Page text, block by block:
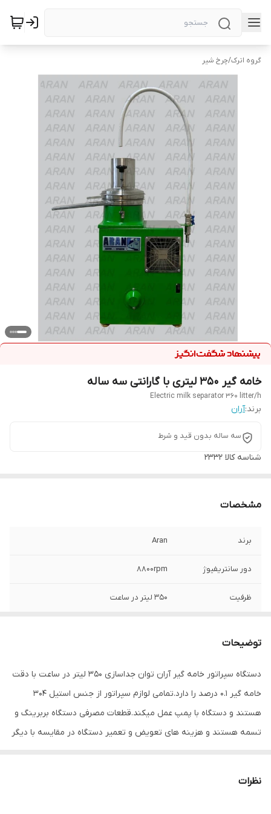
گروه اترک/چرخ شیر
خامه گیر ۳۵۰ لیتری با گارانتی سه ساله
Electric milk separator 360 litter/h
برند:آران
سه ساله بدون قید و شرط
شناسه کالا 2332
مشخصات
برند Aran
دور سانتریفیوژ 8800rpm
ظرفیت ۳۵۰ لیتر در ساعت
توضیحات
دستگاه سپراتور خامه گیر آران توان جداسازی ۳۵۰ لیتر در ساعت با دقت
خامه گیر ۰.۱ درصد را دارد.تمامی لوازم سپراتور از جنس استیل ۳۰۴
هستند و دستگاه با پمپ عمل میکند.قطعات مصرفی دستگاه بربرینگ و
تسمه هستند و هزینه های تعویض و تعمیر دستگاه در مقایسه با دیگر
نظرات